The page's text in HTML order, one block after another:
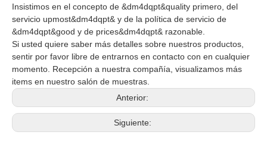
Insistimos en el concepto de &dm4dqpt&quality primero, del
servicio upmost&dm4dqpt& y de la política de servicio de
&dm4dqpt&good y de prices&dm4dqpt& razonable.
Si usted quiere saber más detalles sobre nuestros productos,
sentir por favor libre de entrarnos en contacto con en cualquier
momento. Recepción a nuestra compañía, visualizamos más
items en nuestro salón de muestras.
Anterior:
Siguiente: